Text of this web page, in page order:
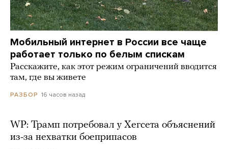
Мобильный интернет в России все чаще
работает только по белым спискам
Расскажите, как этот режим ограничений вводится
там, где вы живете
РАЗБОР 16 часов назад
WP: Трамп потребовал у Хегсета объяснений
из-за нехватки боеприпасов